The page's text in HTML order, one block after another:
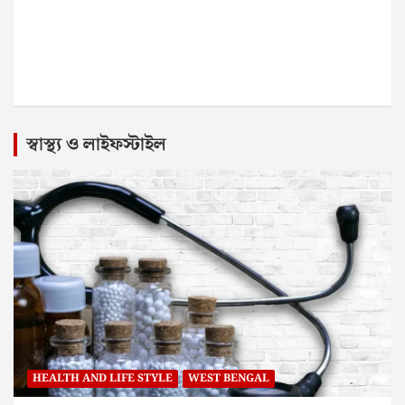
স্বাস্থ্য ও লাইফস্টাইল
HEALTH AND LIFE STYLE WEST BENGAL